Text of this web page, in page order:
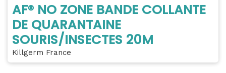
AF® NO ZONE BANDE COLLANTE
DE QUARANTAINE
SOURIS/INSECTES 20M
Killgerm France